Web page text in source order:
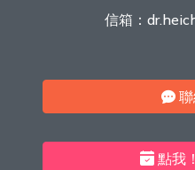
信箱：
點我